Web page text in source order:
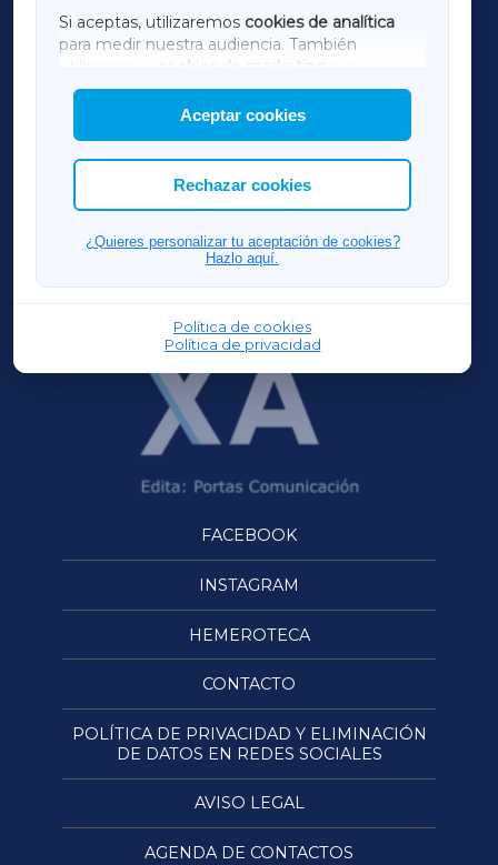
Si aceptas, utilizaremos cookies de analítica
para medir nuestra audiencia. También
utilizaremos
cookies de marketing
mostrar publicidad de terceros.
Asimismo, puedes personalizar la elección de
las cookies que deseas permitir.
Aceptar cookies
Rechazar cookies
¿Quieres personalizar tu aceptación de cookies?
Hazlo aquí.
Política de cookies
Política de privacidad
AMARIÑAXA
RIBEIRASACRAXA
ACORUÑAXA
FERROLXA
OURENSEXA
FACEBOOK
INSTAGRAM
HEMEROTECA
CONTACTO
POLÍTICA DE PRIVACIDAD Y ELIMINACIÓN
DE DATOS EN REDES SOCIALES
AVISO LEGAL
AGENDA DE CONTACTOS